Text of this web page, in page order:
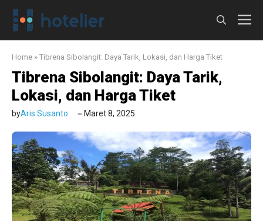
Langsung
Home » Tibrena Sibolangit: Daya Tarik, Lokasi, dan Harga Tiket
Tibrena Sibolangit: Daya Tarik,
Lokasi, dan Harga Tiket
byAris Susanto Maret 8, 2025